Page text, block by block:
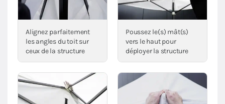
Alignez parfaitement
les angles du toit sur
ceux de la structure
Poussez le(s) mât(s)
vers le haut pour
déployer la structure